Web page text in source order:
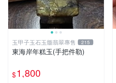
玉甲子玉石玉髓翡翠專售 215
東海岸年糕玉(手把件勒)
$1,800